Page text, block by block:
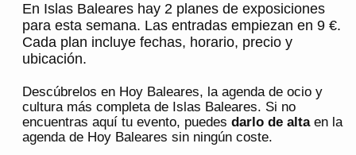
En Islas Baleares hay 2 planes de exposiciones
para esta semana. Las entradas empiezan en 9 €.
Cada plan incluye fechas, horario, precio y
ubicación.
Descúbrelos en Hoy Baleares, la agenda de ocio y
cultura más completa de Islas Baleares. Si no
encuentras aquí tu evento, puedes darlo de altaen la
agenda de Hoy Baleares sin ningún coste.